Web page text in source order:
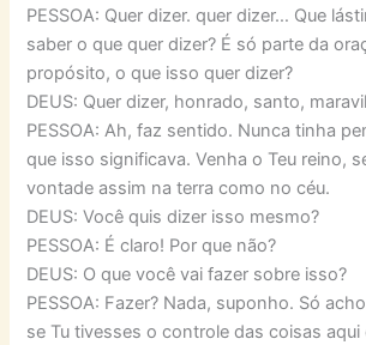
PESSOA: Quer dizer. quer dizer… Que
saber o que quer dizer? É só parte da
propósito, o que isso quer dizer?
DEUS: Quer dizer, honrado, santo,
PESSOA: Ah, faz sentido. Nunca tinha
que isso significava. Venha o Teu reino,
vontade assim na terra como no céu.
DEUS: Você quis dizer isso mesmo?
PESSOA: É claro! Por que não?
DEUS: O que você vai fazer sobre isso?
PESSOA: Fazer? Nada, suponho. Só
se Tu tivesses o controle das coisas